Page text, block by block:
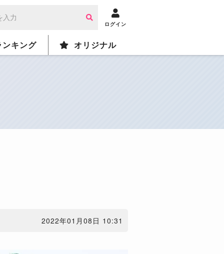
ログイン
ンキング オリジナル
2022年01月08日 10:31